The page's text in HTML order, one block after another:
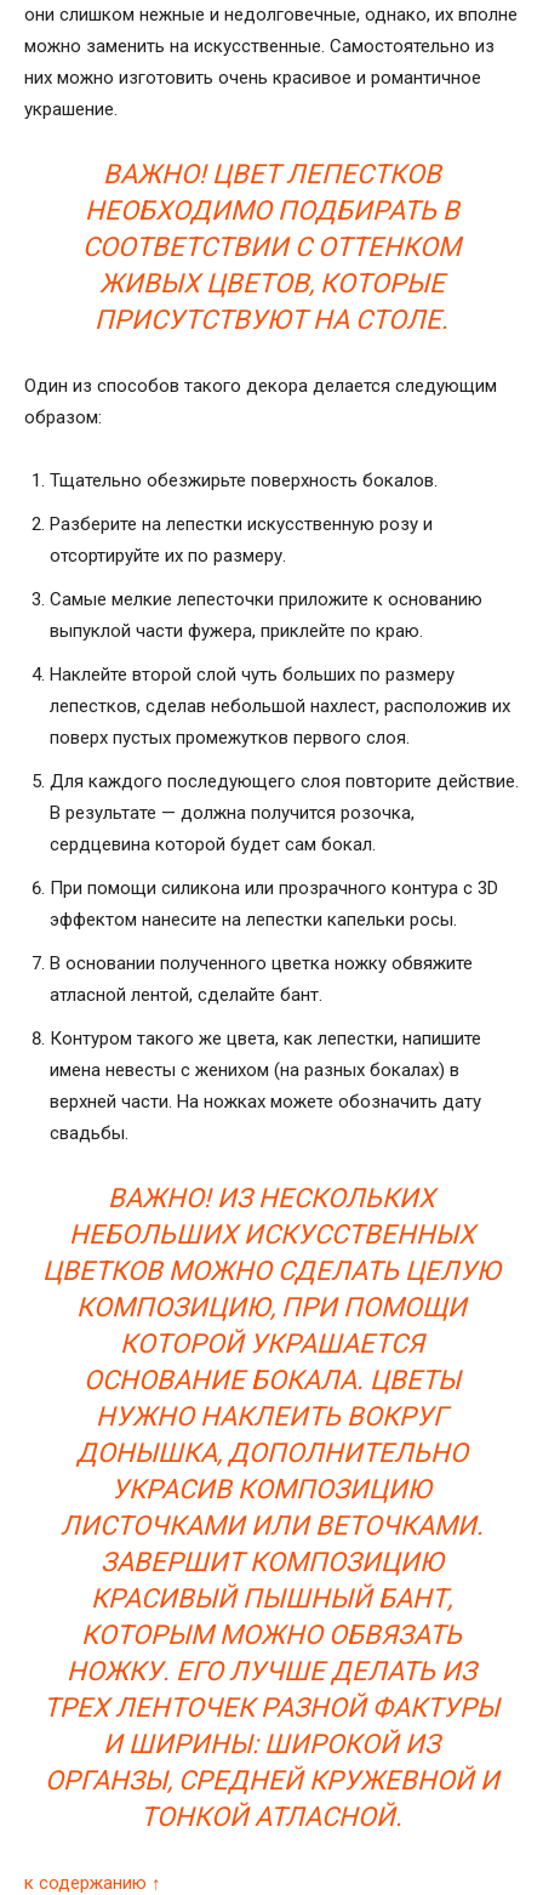
они слишком нежные и недолговечные, однако, их вполне
можно заменить на искусственные. Самостоятельно из
них можно изготовить очень красивое и романтичное
украшение.
ВАЖНО! ЦВЕТ ЛЕПЕСТКОВ
НЕОБХОДИМО ПОДБИРАТЬ В
СООТВЕТСТВИИ С ОТТЕНКОМ
ЖИВЫХ ЦВЕТОВ, КОТОРЫЕ
ПРИСУТСТВУЮТ НА СТОЛЕ.
Один из способов такого декора делается следующим
образом:
Тщательно обезжирьте поверхность бокалов.
Разберите на лепестки искусственную розу и
отсортируйте их по размеру.
Самые мелкие лепесточки приложите к основанию
выпуклой части фужера, приклейте по краю.
Наклейте второй слой чуть больших по размеру
лепестков, сделав небольшой нахлест, расположив их
поверх пустых промежутков первого слоя.
Для каждого последующего слоя повторите действие.
В результате — должна получится розочка,
сердцевина которой будет сам бокал.
При помощи силикона или прозрачного контура с 3D
эффектом нанесите на лепестки капельки росы.
В основании полученного цветка ножку обвяжите
атласной лентой, сделайте бант.
Контуром такого же цвета, как лепестки, напишите
имена невесты с женихом (на разных бокалах) в
верхней части. На ножках можете обозначить дату
свадьбы.
ВАЖНО! ИЗ НЕСКОЛЬКИХ
НЕБОЛЬШИХ ИСКУССТВЕННЫХ
ЦВЕТКОВ МОЖНО СДЕЛАТЬ ЦЕЛУЮ
КОМПОЗИЦИЮ, ПРИ ПОМОЩИ
КОТОРОЙ УКРАШАЕТСЯ
ОСНОВАНИЕ БОКАЛА. ЦВЕТЫ
НУЖНО НАКЛЕИТЬ ВОКРУГ
ДОНЫШКА, ДОПОЛНИТЕЛЬНО
УКРАСИВ КОМПОЗИЦИЮ
ЛИСТОЧКАМИ ИЛИ ВЕТОЧКАМИ.
ЗАВЕРШИТ КОМПОЗИЦИЮ
КРАСИВЫЙ ПЫШНЫЙ БАНТ,
КОТОРЫМ МОЖНО ОБВЯЗАТЬ
НОЖКУ. ЕГО ЛУЧШЕ ДЕЛАТЬ ИЗ
ТРЕХ ЛЕНТОЧЕК РАЗНОЙ ФАКТУРЫ
И ШИРИНЫ: ШИРОКОЙ ИЗ
ОРГАНЗЫ, СРЕДНЕЙ КРУЖЕВНОЙ И
ТОНКОЙ АТЛАСНОЙ.
к содержанию ↑